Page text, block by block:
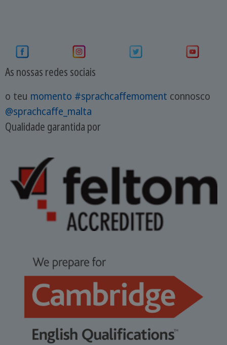
As nossas redes sociais
o teu momento #sprachcaffemoment connosco
@sprachcaffe_malta
Qualidade garantida por